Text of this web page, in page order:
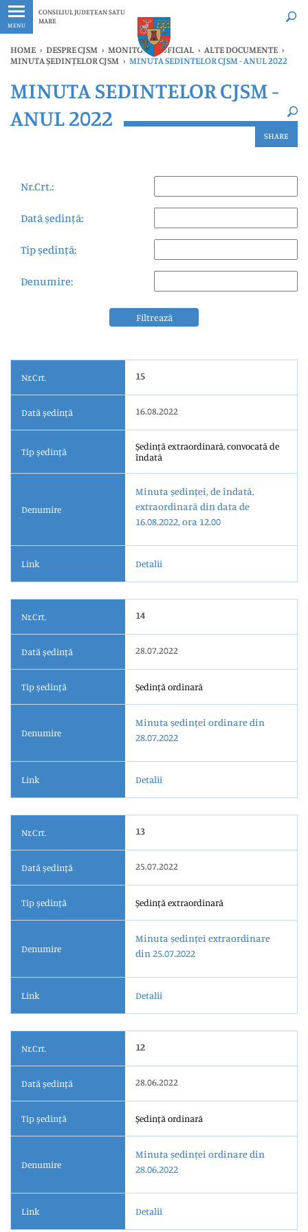
MENU
CONSILIUL JUDEȚEAN SATU
MARE
Ultimele
HOME › DESPRE CJSM › MONITORUL OFICIAL › ALTE DOCUMENTE ›
MINUTA ȘEDINȚELOR CJSM › MINUTA SEDINTELOR CJSM - ANUL 2022
Ultimele Oricând
MINUTA SEDINTELOR CJSM -
ANUL 2022
SHARE
Nr.Crt.:
Dată ședință:
Tip ședință:
Denumire:
Filtrează
Nr.Crt. 15
Dată ședință 16.08.2022
Tip ședință
Ședință extraordinară, convocată de
îndată
Denumire
Minuta ședinței, de îndată,
extraordinară din data de
16.08.2022, ora 12.00
Link Detalii
Nr.Crt. 14
Dată ședință 28.07.2022
Tip ședință Ședință ordinară
Denumire
Minuta ședinței ordinare din
28.07.2022
Link Detalii
Nr.Crt. 13
Dată ședință 25.07.2022
Tip ședință Ședință extraordinară
Denumire
Minuta ședinței extraordinare
din 25.07.2022
Link Detalii
Nr.Crt. 12
Dată ședință 28.06.2022
Tip ședință Ședință ordinară
Denumire
Minuta ședinței ordinare din
28.06.2022
Link Detalii